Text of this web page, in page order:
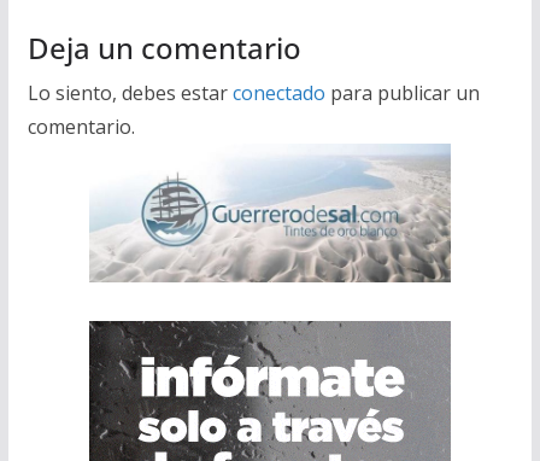
Deja un comentario
Lo siento, debes estarconectado para publicar un
comentario.